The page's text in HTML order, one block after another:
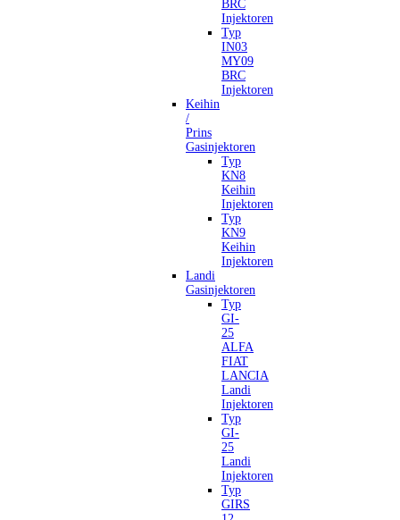
BRC
Injektoren
Typ
IN03
MY09
BRC
Injektoren
Keihin
/
Prins
Gasinjektoren
Typ
KN8
Keihin
Injektoren
Typ
KN9
Keihin
Injektoren
Landi
Gasinjektoren
Typ
GI-
25
ALFA
FIAT
LANCIA
Landi
Injektoren
Typ
GI-
25
Landi
Injektoren
Typ
GIRS